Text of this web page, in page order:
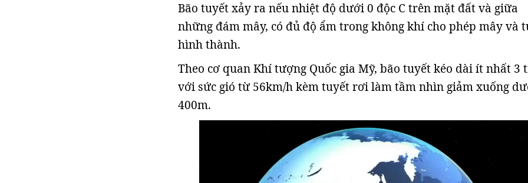
Bão tuyết xảy ra nếu nhiệt độ dưới 0 độc C trên mặt đất và giữa
những đám mây, có đủ độ ẩm trong không khí cho phép mây và
hình thành.
Theo cơ quan Khí tượng Quốc gia Mỹ, bão tuyết kéo dài ít nhất 3
với sức gió từ 56km/h kèm tuyết rơi làm tầm nhìn giảm xuống
400m.